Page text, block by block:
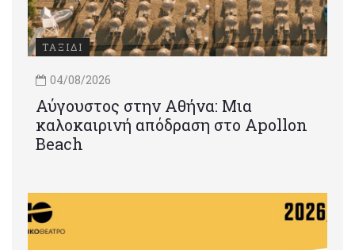
ΤΑΞΙΔΙ
04/08/2026
Αύγουστος στην Αθήνα: Μια
καλοκαιρινή απόδραση στο Apollon
Beach